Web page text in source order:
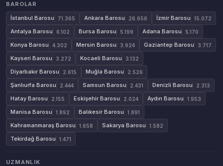
BAROLAR
İstanbul Barosu
71.365 Ankara Barosu 26.656 İzmir Barosu 15.072
Antalya Barosu 6.102 Bursa Barosu 5.199 Adana Barosu 5.170
Konya Barosu 4.302 Mersin Barosu 3.924 Gaziantep Barosu 3.717
Kayseri Barosu 3.272 Kocaeli Barosu 3.132
Diyarbakır Barosu 2.615 Muğla Barosu 2.526
Şanlıurfa Barosu 2.444 Samsun Barosu 2.431 Denizli Barosu 2.313
Hatay Barosu 2.155 Eskişehir Barosu 2.024 Aydın Barosu 1.953
Manisa Barosu 1.892 Balıkesir Barosu 1.891
Kahramanmaraş Barosu 1.658 Sakarya Barosu 1.582
Tekirdağ Barosu 1.471
UZMANLIK